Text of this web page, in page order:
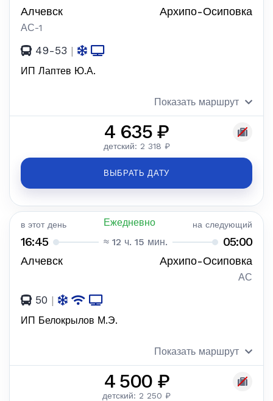
Алчевск Архипо-Осиповка
АС-1
49-53 |
ИП Лаптев Ю.А.
Показать маршрут
4 635 ₽
детский: 2 318 ₽
ВЫБРАТЬ ДАТУ
в этот день Ежедневно на следующий
16:45 ≈ 12 ч. 15 мин. 05:00
Алчевск Архипо-Осиповка
АС
50 |
ИП Белокрылов М.Э.
Показать маршрут
4 500 ₽
детский: 2 250 ₽